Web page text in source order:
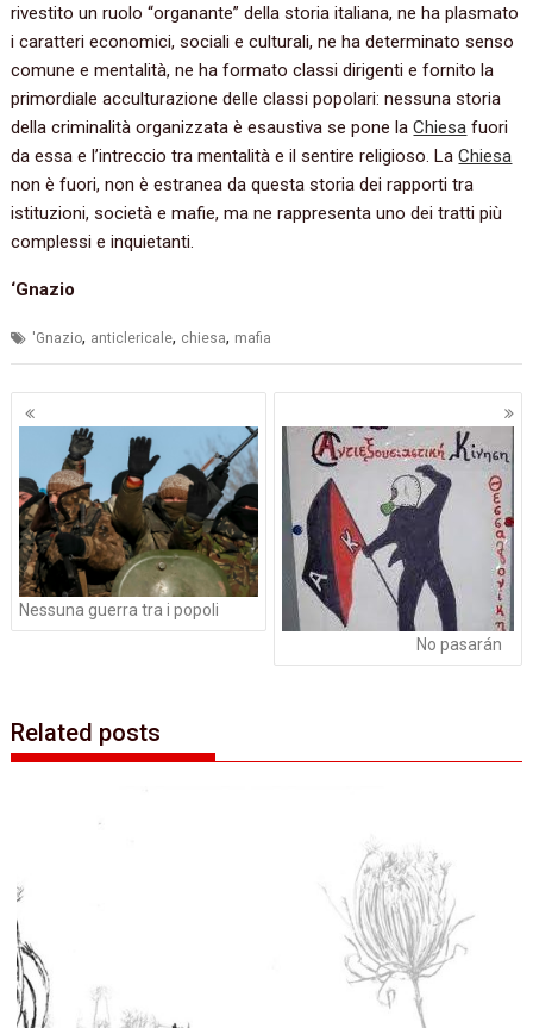
rivestito un ruolo “organante” della storia italiana, ne ha plasmato
i caratteri economici, sociali e culturali, ne ha determinato senso
comune e mentalità, ne ha formato classi dirigenti e fornito la
primordiale acculturazione delle classi popolari: nessuna storia
della criminalità organizzata è esaustiva se pone laChiesa fuori
da essa e l’intreccio tra mentalità e il sentire religioso. LaChiesa
non è fuori, non è estranea da questa storia dei rapporti tra
istituzioni, società e mafie, ma ne rappresenta uno dei tratti più
complessi e inquietanti.
‘Gnazio
'Gnazio, anticlericale, chiesa, mafia
Navigazione
articoli
Nessuna guerra tra i popoli
No pasarán
Related posts